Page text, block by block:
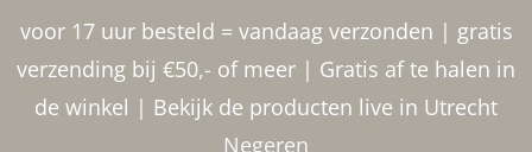
voor 17 uur besteld = vandaag verzonden | gratis
verzending bij €50,- of meer | Gratis af te halen in
de winkel | Bekijk de producten live in Utrecht
Negeren
inhoud